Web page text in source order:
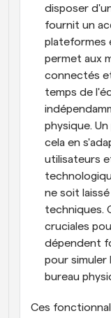
disposer
fournit un
plateformes
permet aux
connectés
temps de
physique.
cela en
utilisateurs
ne soit
techniques.
cruciales
dépendent
pour
bureau
Ces